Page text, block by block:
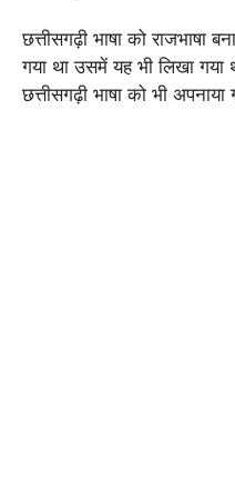
छत्तीसगढ़ी भाषा को राजभाषा
गया था उसमें यह भी लिखा गया
छत्तीसगढ़ी भाषा को भी अपनाया